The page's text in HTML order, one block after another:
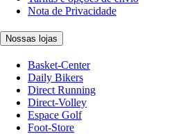
Nota de Privacidade
Nossas lojas
Basket-Center
Daily Bikers
Direct Running
Direct-Volley
Espace Golf
Foot-Store